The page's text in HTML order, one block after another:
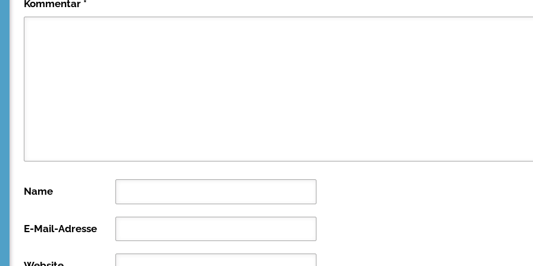
Kommentar *
Name
E-Mail-Adresse